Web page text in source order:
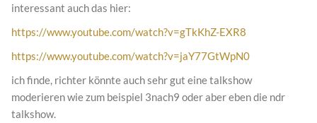
interessant auch das hier:
https://www.youtube.com/watch?v=gTkKhZ-EXR8
https://www.youtube.com/watch?v=jaY77GtWpN0
ich finde, richter könnte auch sehr gut eine talkshow
moderieren wie zum beispiel 3nach9 oder aber eben die ndr
talkshow.